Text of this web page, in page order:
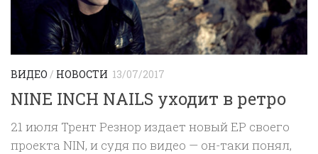
ВИДЕО / НОВОСТИ 13/07/2017
NINE INCH NAILS уходит в ретро
21 июля Трент Резнор издает новый ЕР своего
проекта NIN, и судя по видео — он-таки понял,